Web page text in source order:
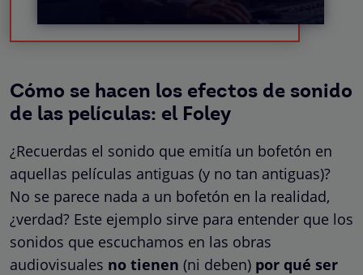
Cómo se hacen los efectos de sonido
de las películas: el Foley
¿Recuerdas el sonido que emitía un bofetón en
aquellas películas antiguas (y no tan antiguas)?
No se parece nada a un bofetón en la realidad,
¿verdad? Este ejemplo sirve para entender que los
sonidos que escuchamos en las obras
audiovisuales no tienen (ni deben) por qué ser